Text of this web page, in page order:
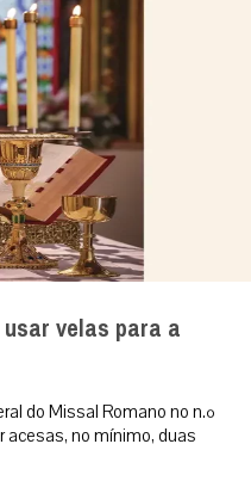
velas para a
do Missal Romano no n.º
acesas, no mínimo, duas